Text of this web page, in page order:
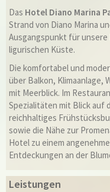
Das Hotel Diano Marina
Strand von Diano Marina
Ausgangspunkt für
ligurischen Küste.
Die komfortabel und
über Balkon, Klimaanlage,
mit Meerblick. Im
Spezialitäten mit Blick auf
reichhaltiges
sowie die Nähe zur
Hotel zu einem
Entdeckungen an der
Leistungen